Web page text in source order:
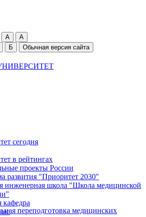
A A
Б Обычная версия сайта
сегодня
в рейтингах
проекты России
развития "Приоритет 2030"
инженерная школа "Школа медицинской
переподготовка медицинских